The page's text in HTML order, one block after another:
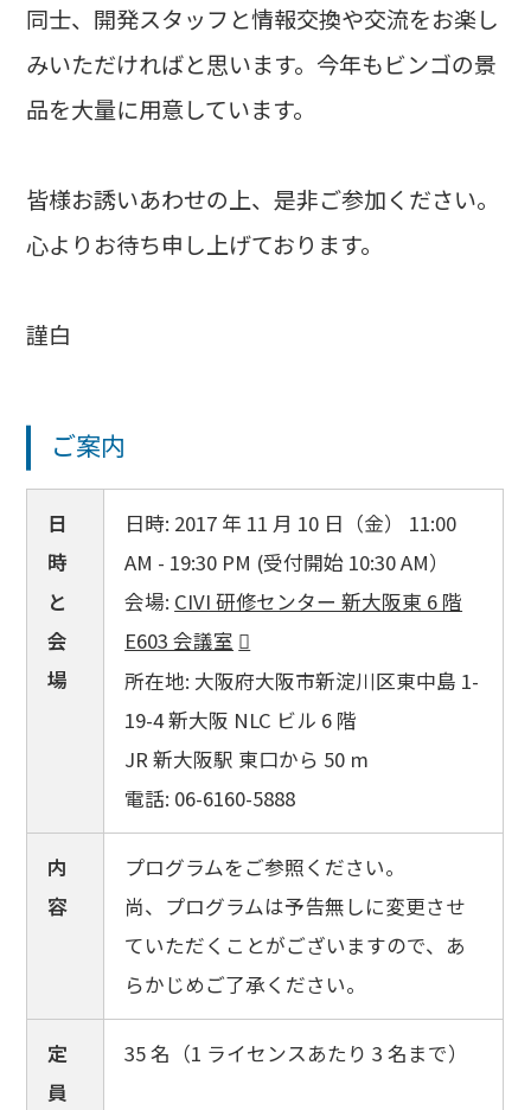
同士、開発スタッフと情報交換や交流をお楽し
みいただければと思います。今年もビンゴの景
品を大量に用意しています。
皆様お誘いあわせの上、是非ご参加ください。
心よりお待ち申し上げております。
謹白
ご案内
日
時
と
会
場
日時: 2017 年 11 月 10 日（金） 11:00
AM - 19:30 PM (受付開始 10:30 AM）
会場: CIVI 研修センター 新大阪東 6 階
E603 会議室
所在地: 大阪府大阪市新淀川区東中島 1-
19-4 新大阪 NLC ビル 6 階
JR 新大阪駅 東口から 50 m
電話: 06-6160-5888
内
容
プログラムをご参照ください。
尚、プログラムは予告無しに変更させ
ていただくことがございますので、あ
らかじめご了承ください。
定
員
35 名（1 ライセンスあたり 3 名まで）